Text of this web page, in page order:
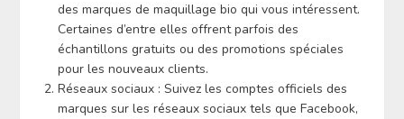
des marques de maquillage bio qui vous intéressent.
Certaines d’entre elles offrent parfois des
échantillons gratuits ou des promotions spéciales
pour les nouveaux clients.
Réseaux sociaux : Suivez les comptes officiels des
marques sur les réseaux sociaux tels que Facebook,